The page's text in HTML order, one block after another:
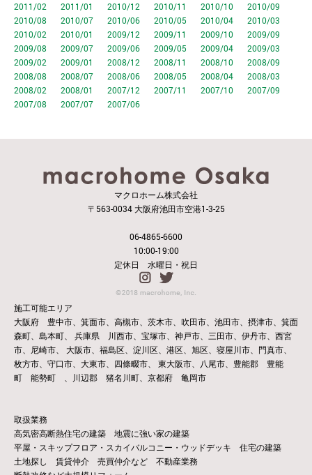
2011/02
2011/01 2010/12 2010/11 2010/10
2010/09
2010/08
2010/07 2010/06 2010/05 2010/04
2010/03
2010/02
2010/01 2009/12 2009/11 2009/10
2009/09
2009/08
2009/07 2009/06 2009/05 2009/04
2009/03
2009/02
2009/01 2008/12 2008/11 2008/10
2008/09
2008/08
2008/07 2008/06 2008/05 2008/04
2008/03
2008/02
2008/01 2007/12 2007/11 2007/10
2007/09
2007/08
2007/07 2007/06
マクロホーム株式会社
〒563-0034 大阪府池田市空港1-3-25
06-4865-6600
10:00-19:00
定休日 水曜日・祝日
施工可能エリア
大阪府 豊中市、箕面市、高槻市、茨木市、吹田市、池田市、摂津市、箕面
森町、島本町、
兵庫県 川西市、宝塚市、神戸市、三田市、伊丹市、西宮
市、尼崎市、
大阪市、福島区、淀川区、港区、旭区、寝屋川市、門真市、
枚方市、守口市、大東市、四條畷市、
東大阪市、八尾市、豊能郡 豊能
町 能勢町 、川辺郡 猪名川町、京都府 亀岡市
取扱業務
高気密高断熱住宅の建築 地震に強い家の建築
平屋・スキップフロア・スカイバルコニー・ウッドデッキ 住宅の建築
土地探し 賃貸仲介 売買仲介など 不動産業務